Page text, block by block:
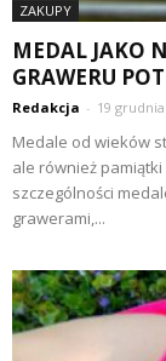
ZAKUPY
MEDAL JAKO
GRAWERU
Redakcja - 19
Medale od wieków
ale również
szczególności
grawerami,...